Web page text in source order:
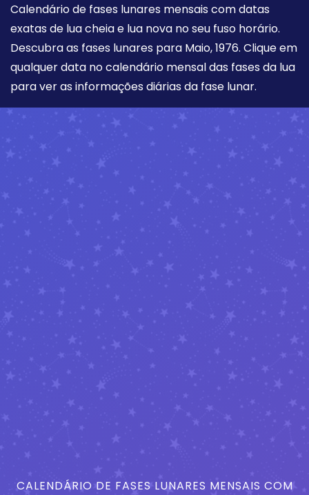
Calendário de fases lunares mensais com datas
exatas de lua cheia e lua nova no seu fuso horário.
Descubra as fases lunares para Maio, 1976. Clique em
qualquer data no calendário mensal das fases da lua
para ver as informações diárias da fase lunar.
CALENDÁRIO DE FASES LUNARES MENSAIS COM